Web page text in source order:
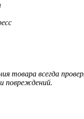
товара всегда
повреждений.